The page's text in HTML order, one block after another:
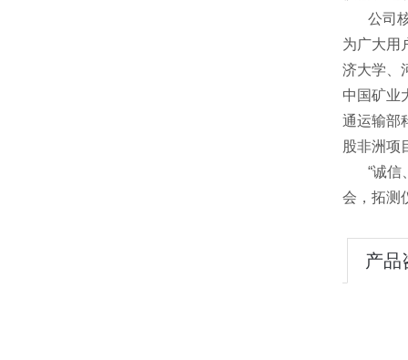
公司核
为广大用
济大学、
中国矿业
通运输部
股非洲项
“诚信、
会，拓测
产品